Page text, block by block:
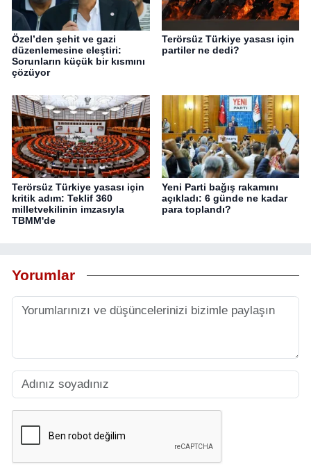
Özel’den şehit ve gazi
düzenlemesine eleştiri:
Sorunların küçük bir kısmını
çözüyor
Terörsüz Türkiye yasası için
partiler ne dedi?
Terörsüz Türkiye yasası için
kritik adım: Teklif 360
milletvekilinin imzasıyla
TBMM'de
Yeni Parti bağış rakamını
açıkladı: 6 günde ne kadar
para toplandı?
Yorumlar